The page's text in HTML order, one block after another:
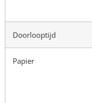
Doorlooptijd
Papier